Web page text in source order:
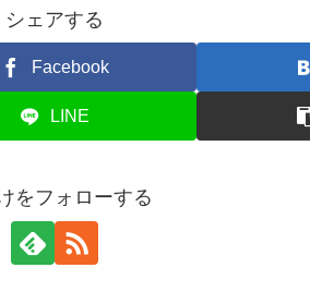
シェアする
Facebook
LINE
をフォローする